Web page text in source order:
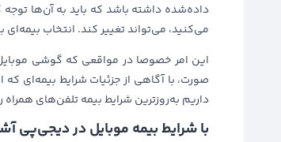
داده‌شده داشته باشد که باید به آن‌ها
می‌کنید، می‌تواند تغییر کند. انتخاب
این امر خصوصا در مواقعی که گوشی
صورت، با آگاهی از جزئیات شرایط بیمه‌ای
داریم به‌روزترین شرایط بیمه تلفن‌های همراه
با شرایط بیمه موبایل در دیجی‌پی